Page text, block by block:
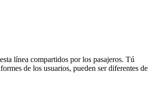
línea compartidos por los pasajeros. Tú
de los usuarios, pueden ser diferentes de